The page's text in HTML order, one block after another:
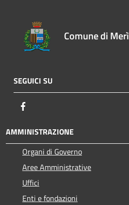
Comune di Merì
SEGUICI SU
AMMINISTRAZIONE
Organi di Governo
Aree Amministrative
Uffici
Enti e fondazioni